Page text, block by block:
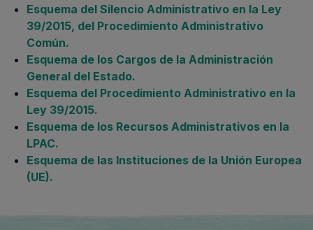
Esquema del Silencio Administrativo en la Ley
39/2015, del Procedimiento Administrativo
Común.
Esquema de los Cargos de la Administración
General del Estado.
Esquema del Procedimiento Administrativo en la
Ley 39/2015.
Esquema de los Recursos Administrativos en la
LPAC.
Esquema de las Instituciones de la Unión Europea
(UE).